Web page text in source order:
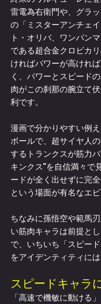
雷電為右衛門や、グラ
の「ミスターアンチェ
ト・オリバ、ワンパン
である超合金クロビカ
ければパワーが高けれ
く、パワーとスピード
肉がこの刹那の腕立て
利です。
漫画で分かりやすい例
ボールで、超サイヤ人
するトランクスが筋力
キンクス”を自信満々で
ードが全く出せずに完
という場面が有名なエピ
ちなみに孫悟空や範馬
い筋肉キャラは前提と
で、いちいち「スピー
をアイデンティティに
スピードキャラ
「高速で機敏に動ける